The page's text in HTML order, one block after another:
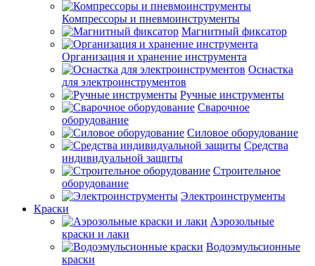
Компрессоры и пневмоинструменты
Магнитный фиксатор
Организация и хранение инструмента
Оснастка
для электроинструментов
Ручные инструменты
Сварочное
оборудование
Силовое оборудование
Средства
индивидуальной защиты
Строительное
оборудование
Электроинструменты
Краски
Аэрозольные
краски и лаки
Водоэмульсионные
краски